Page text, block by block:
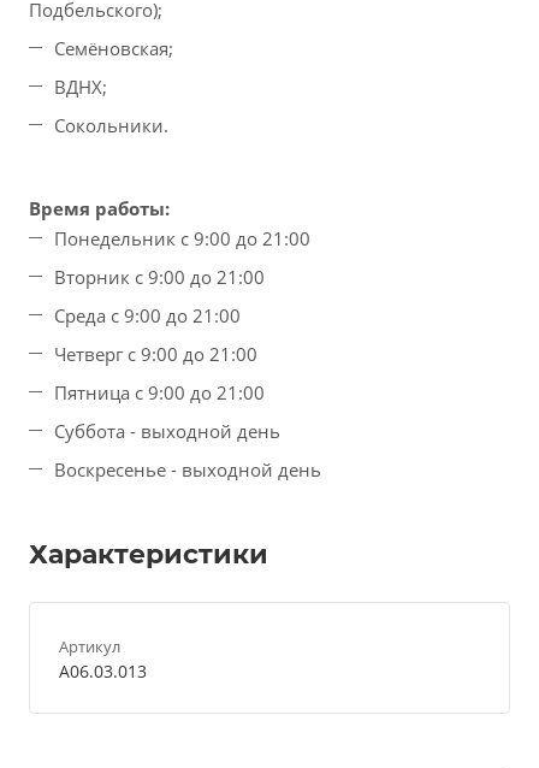
Подбельского);
Семёновская;
ВДНХ;
Сокольники.
Время работы:
Понедельник с 9:00 до 21:00
Вторник с 9:00 до 21:00
Среда с 9:00 до 21:00
Четверг с 9:00 до 21:00
Пятница с 9:00 до 21:00
Суббота - выходной день
Воскресенье - выходной день
Характеристики
Артикул
A06.03.013